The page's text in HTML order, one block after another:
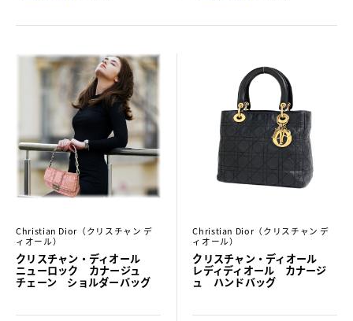
Christian Dior（クリスチャン デ
ィオール）
クリスチャン・ディオール
ニューロック カナージュ
チェーン ショルダーバッグ
Christian Dior（クリスチャン デ
ィオール）
クリスチャン・ディオール
レディディオール カナージ
ュ ハンドバッグ